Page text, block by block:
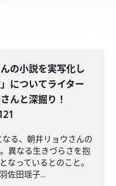
の小説を実写化し
についてライター
んと深掘り！
る、朝井リョウさんの
異なる生きづらさを抱
なっているとのこと。
佐田瑶子...